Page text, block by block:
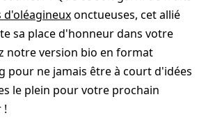
d'oléagineuxonctueuses, cet allié
sa place d'honneur dans votre
notre version bio en format
pour ne jamais être à court d'idées
le plein pour votre prochain
!